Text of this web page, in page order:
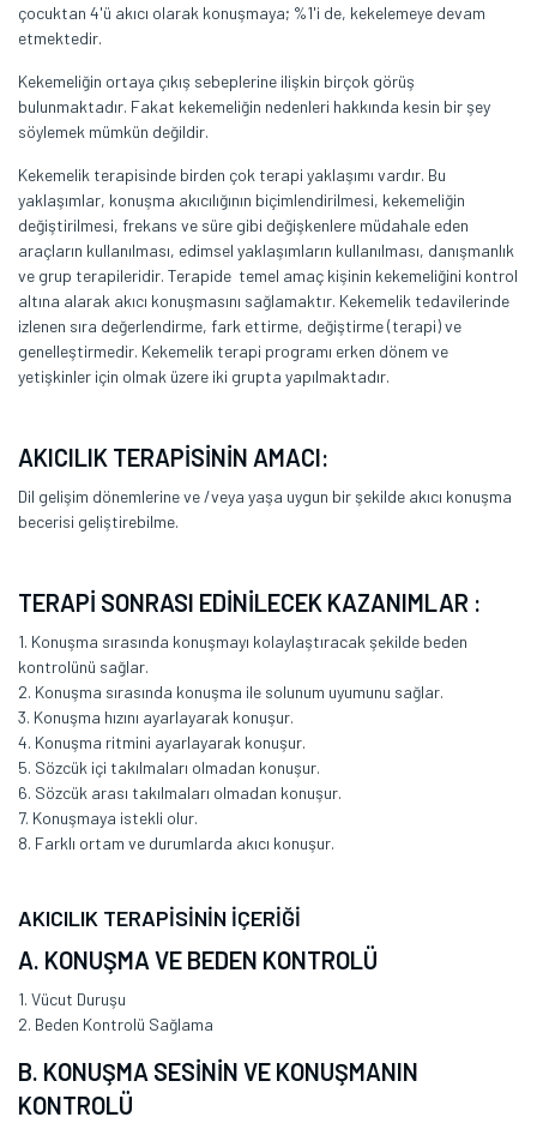
çocuktan 4'ü akıcı olarak konuşmaya; %1'i de, kekelemeye devam
etmektedir.
Kekemeliğin ortaya çıkış sebeplerine ilişkin birçok görüş
bulunmaktadır. Fakat kekemeliğin nedenleri hakkında kesin bir şey
söylemek mümkün değildir.
Kekemelik terapisinde birden çok terapi yaklaşımı vardır. Bu
yaklaşımlar, konuşma akıcılığının biçimlendirilmesi, kekemeliğin
değiştirilmesi, frekans ve süre gibi değişkenlere müdahale eden
araçların kullanılması, edimsel yaklaşımların kullanılması, danışmanlık
ve grup terapileridir. Terapide temel amaç kişinin kekemeliğini kontrol
altına alarak akıcı konuşmasını sağlamaktır. Kekemelik tedavilerinde
izlenen sıra değerlendirme, fark ettirme, değiştirme (terapi) ve
genelleştirmedir. Kekemelik terapi programı erken dönem ve
yetişkinler için olmak üzere iki grupta yapılmaktadır.
AKICILIK TERAPİSİNİN AMACI:
Dil gelişim dönemlerine ve /veya yaşa uygun bir şekilde akıcı konuşma
becerisi geliştirebilme.
TERAPİ SONRASI EDİNİLECEK KAZANIMLAR :
1. Konuşma sırasında konuşmayı kolaylaştıracak şekilde beden
kontrolünü sağlar.
2. Konuşma sırasında konuşma ile solunum uyumunu sağlar.
3. Konuşma hızını ayarlayarak konuşur.
4. Konuşma ritmini ayarlayarak konuşur.
5. Sözcük içi takılmaları olmadan konuşur.
6. Sözcük arası takılmaları olmadan konuşur.
7. Konuşmaya istekli olur.
8. Farklı ortam ve durumlarda akıcı konuşur.
AKICILIK TERAPİSİNİN İÇERİĞİ
A. KONUŞMA VE BEDEN KONTROLÜ
1. Vücut Duruşu
2. Beden Kontrolü Sağlama
B. KONUŞMA SESİNİN VE KONUŞMANIN
KONTROLÜ